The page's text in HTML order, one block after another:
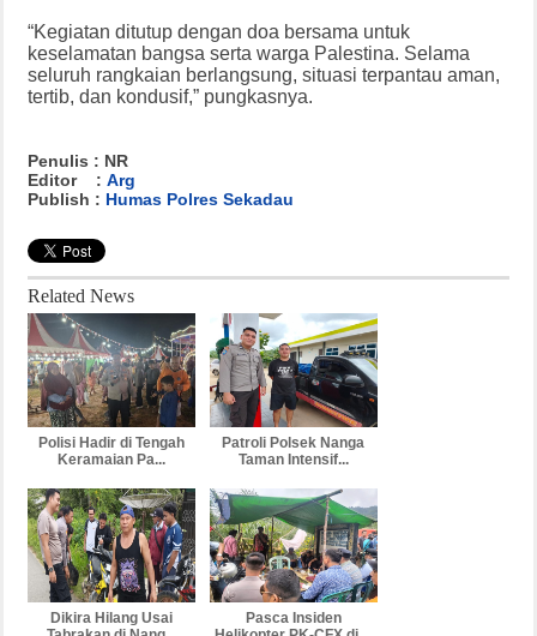
“Kegiatan ditutup dengan doa bersama untuk
keselamatan bangsa serta warga Palestina. Selama
seluruh rangkaian berlangsung, situasi terpantau aman,
tertib, dan kondusif,” pungkasnya.
Penulis : NR
Editor : Arg
Publish : Humas Polres Sekadau
Related News
Polisi Hadir di Tengah
Keramaian Pa...
Patroli Polsek Nanga
Taman Intensif...
Dikira Hilang Usai
Pasca Insiden